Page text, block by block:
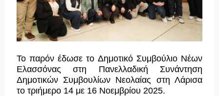
Το παρόν έδωσε το Δημοτικό Συμβούλιο Νέων
Ελασσόνας στη Πανελλαδική Συνάντηση
Δημοτικών Συμβουλίων Νεολαίας στη Λάρισα
το τριήμερο 14 με 16 Νοεμβρίου 2025.